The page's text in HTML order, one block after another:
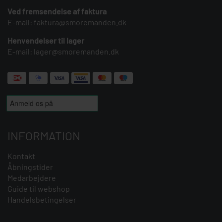
Ved fremsendelse af faktura
E-mail: faktura@smoremanden.dk
Henvendelser til lager
E-mail: lager@smoremanden.dk
INFORMATION
Kontakt
Åbningstider
Medarbejdere
Guide til webshop
Handelsbetingelser